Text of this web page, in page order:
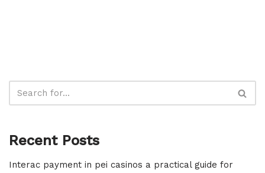
Recent Posts
Interac payment in pei casinos a practical guide for